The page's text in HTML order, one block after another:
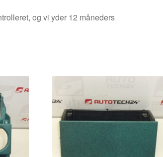
og vi yder 12 måneders